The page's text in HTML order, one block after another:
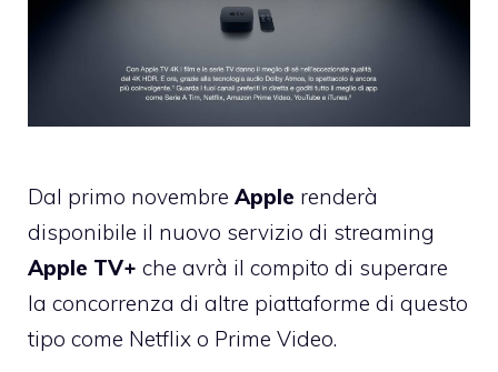
Dal primo novembre Apple renderà
disponibile il nuovo servizio di streaming
Apple TV+ che avrà il compito di superare
la concorrenza di altre piattaforme di questo
tipo come Netflix o Prime Video.